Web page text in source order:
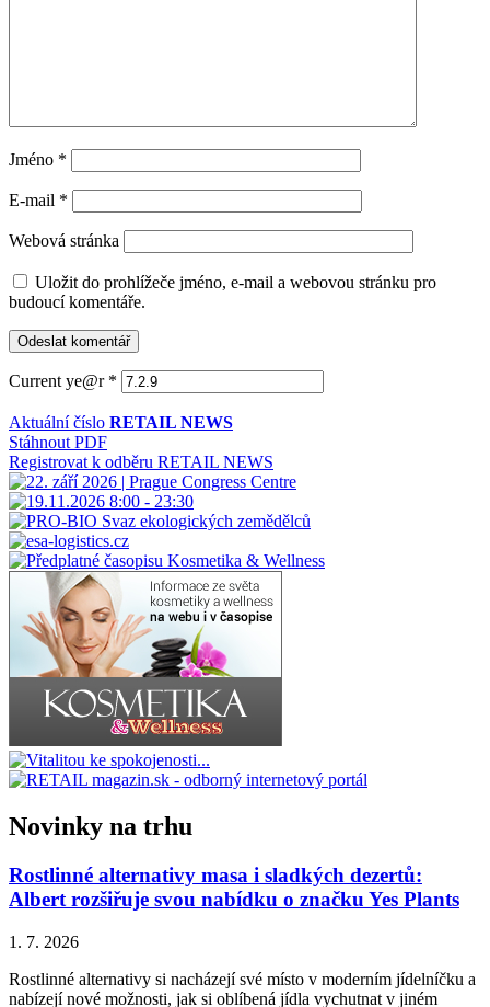
Jméno *
E-mail *
Webová stránka
Uložit do prohlížeče jméno, e-mail a webovou stránku pro
budoucí komentáře.
Current ye@r *
Aktuální číslo RETAIL NEWS
Stáhnout PDF
Registrovat k odběru RETAIL NEWS
Novinky na trhu
Rostlinné alternativy masa i sladkých dezertů:
Albert rozšiřuje svou nabídku o značku Yes Plants
1. 7. 2026
Rostlinné alternativy si nacházejí své místo v moderním jídelníčku a
nabízejí nové možnosti, jak si oblíbená jídla vychutnat v jiném